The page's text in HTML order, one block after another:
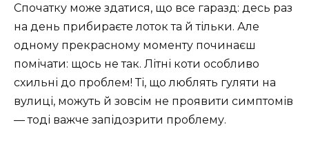
Спочатку може здатися, що все гаразд: десь раз
на день прибираєте лоток та й тільки. Але
одному прекрасному моменту починаєш
помічати: щось не так. Літні коти особливо
схильні до проблем! Ті, що люблять гуляти на
вулиці, можуть й зовсім не проявити симптомів
— тоді важче запідозрити проблему.